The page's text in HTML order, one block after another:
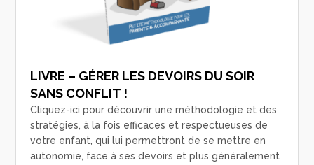
LIVRE – GÉRER LES DEVOIRS DU SOIR
SANS CONFLIT !
Cliquez-ici pour découvrir une méthodologie et des
stratégies, à la fois efficaces et respectueuses de
votre enfant, qui lui permettront de se mettre en
autonomie, face à ses devoirs et plus généralement